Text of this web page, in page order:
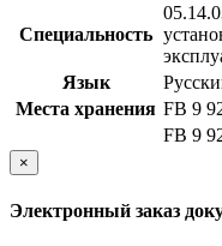
Специальность
Язык
Места хранения FB 9
FB 9
×
Электронный заказ